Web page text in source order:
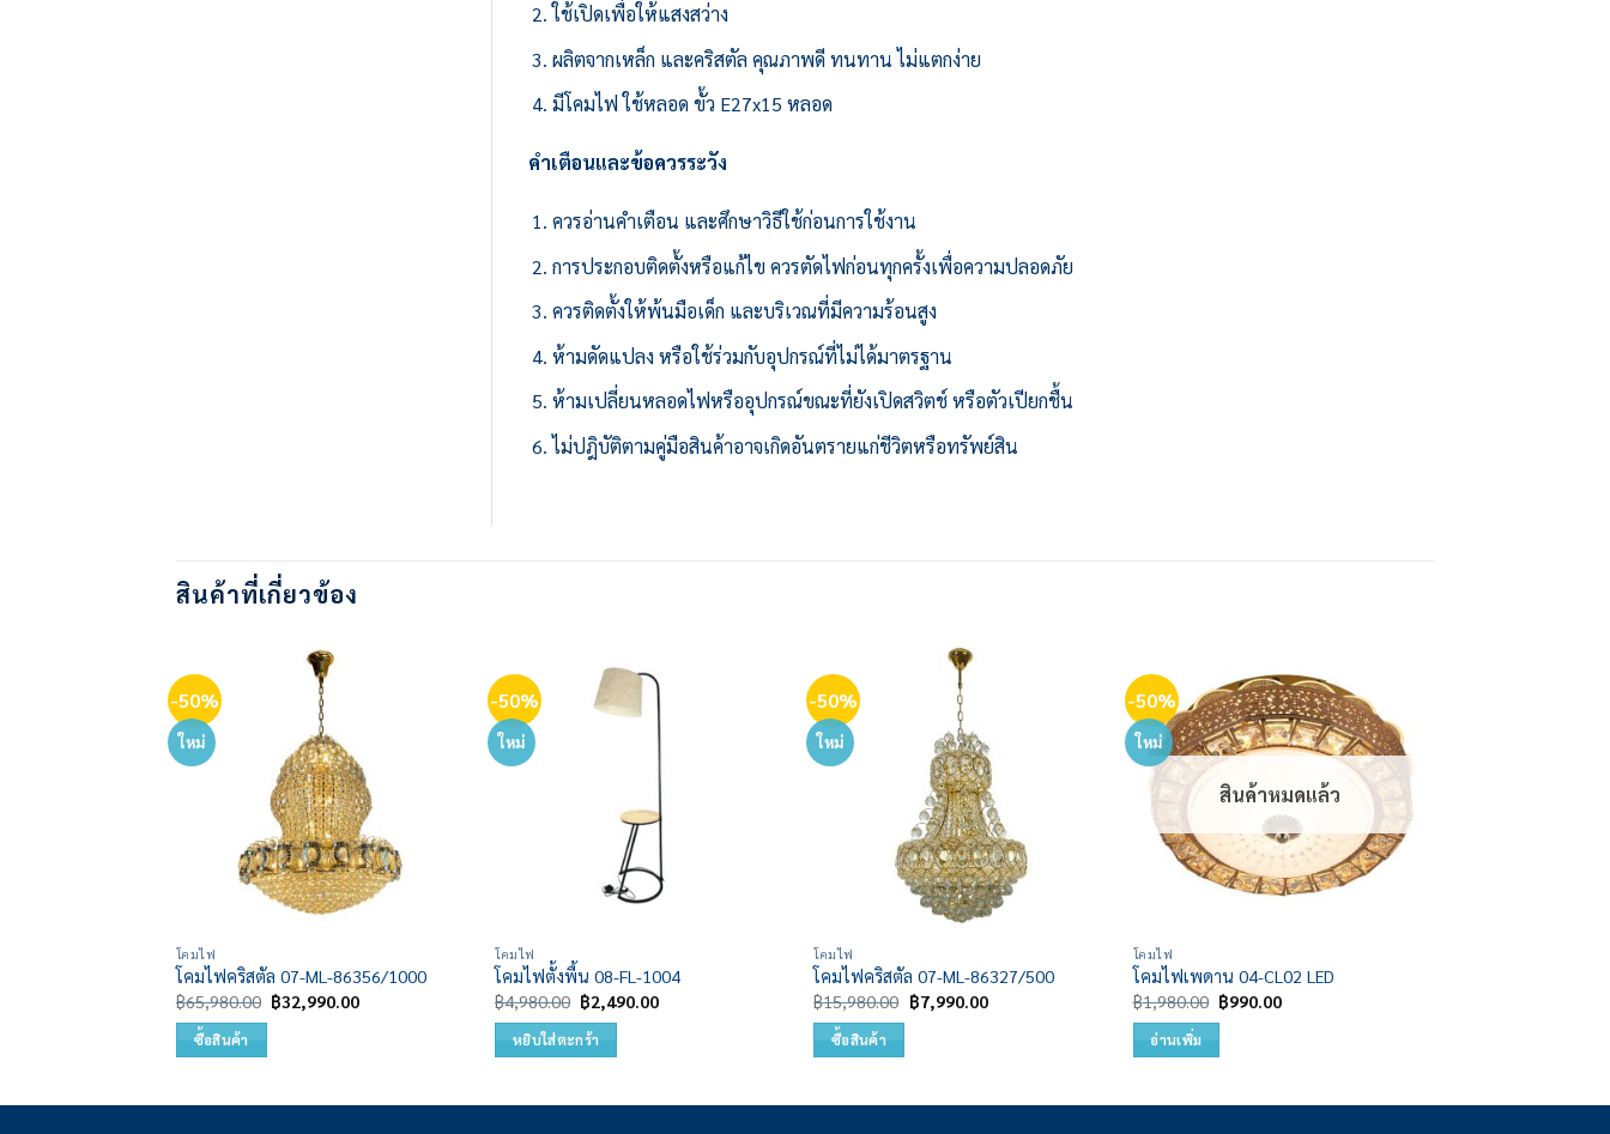
ใช้เปิดเพื่อให้แสงสว่าง
ผลิตจากเหล็ก และคริสตัล คุณภาพดี ทนทาน ไม่แตกง่าย
มีโคมไฟ ใช้หลอด ขั้ว E27x15 หลอด
คำเตือนและข้อควรระวัง
ควรอ่านคำเตือน และศึกษาวิธีใช้ก่อนการใช้งาน
การประกอบติดตั้งหรือแก้ไข ควรตัดไฟก่อนทุกครั้งเพื่อความปลอดภัย
ควรติดตั้งให้พ้นมือเด็ก และบริเวณที่มีความร้อนสูง
ห้ามดัดแปลง หรือใช้ร่วมกับอุปกรณ์ที่ไม่ได้มาตรฐาน
ห้ามเปลี่ยนหลอดไฟหรืออุปกรณ์ขณะที่ยังเปิดสวิตช์ หรือตัวเปียกชื้น
ไม่ปฎิบัติตามคู่มือสินค้าอาจเกิดอันตรายแก่ชีวิตหรือทรัพย์สิน
สินค้าที่เกี่ยวข้อง
-50%
ใหม่
โคมไฟ
โคมไฟคริสตัล 07-ML-86356/1000
฿65,980.00 Original
price
฿32,990.00Current
ซื้อสินค้า
-50%
ใหม่
โคมไฟ
โคมไฟตั้งพื้น 08-FL-1004
฿4,980.00 Original
price
was:
฿4,980.00.
฿2,490.00Current
หยิบใส่ตะกร้า
-50%
ใหม่
โคมไฟ
โคมไฟคริสตัล 07-ML-86327/500
฿15,980.00 Original
price
฿7,990.00Current
ซื้อสินค้า
-50%
ใหม่
Add to
wishlist
สินค้าหมดแล้ว
โคมไฟ
โคมไฟเพดาน 04-CL02 LED
฿1,980.00 Original
price
฿990.00Current
อ่านเพิ่ม